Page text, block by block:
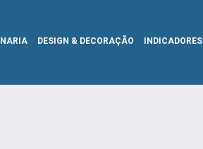
DESIGN & DECORAÇÃO INDICADORES